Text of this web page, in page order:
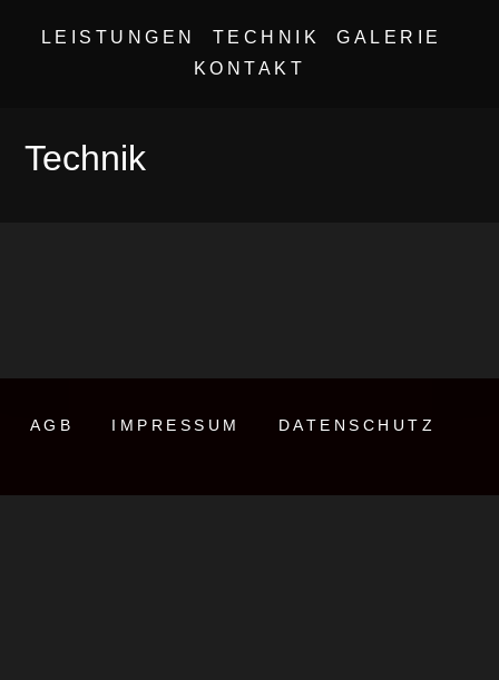
LEISTUNGEN TECHNIK
GALERIE
KONTAKT
Ihr zuverlässiger und regionaler
Partner für professionelle Ton- und
Technik
AGB IMPRESSUM DATENSCHUTZ